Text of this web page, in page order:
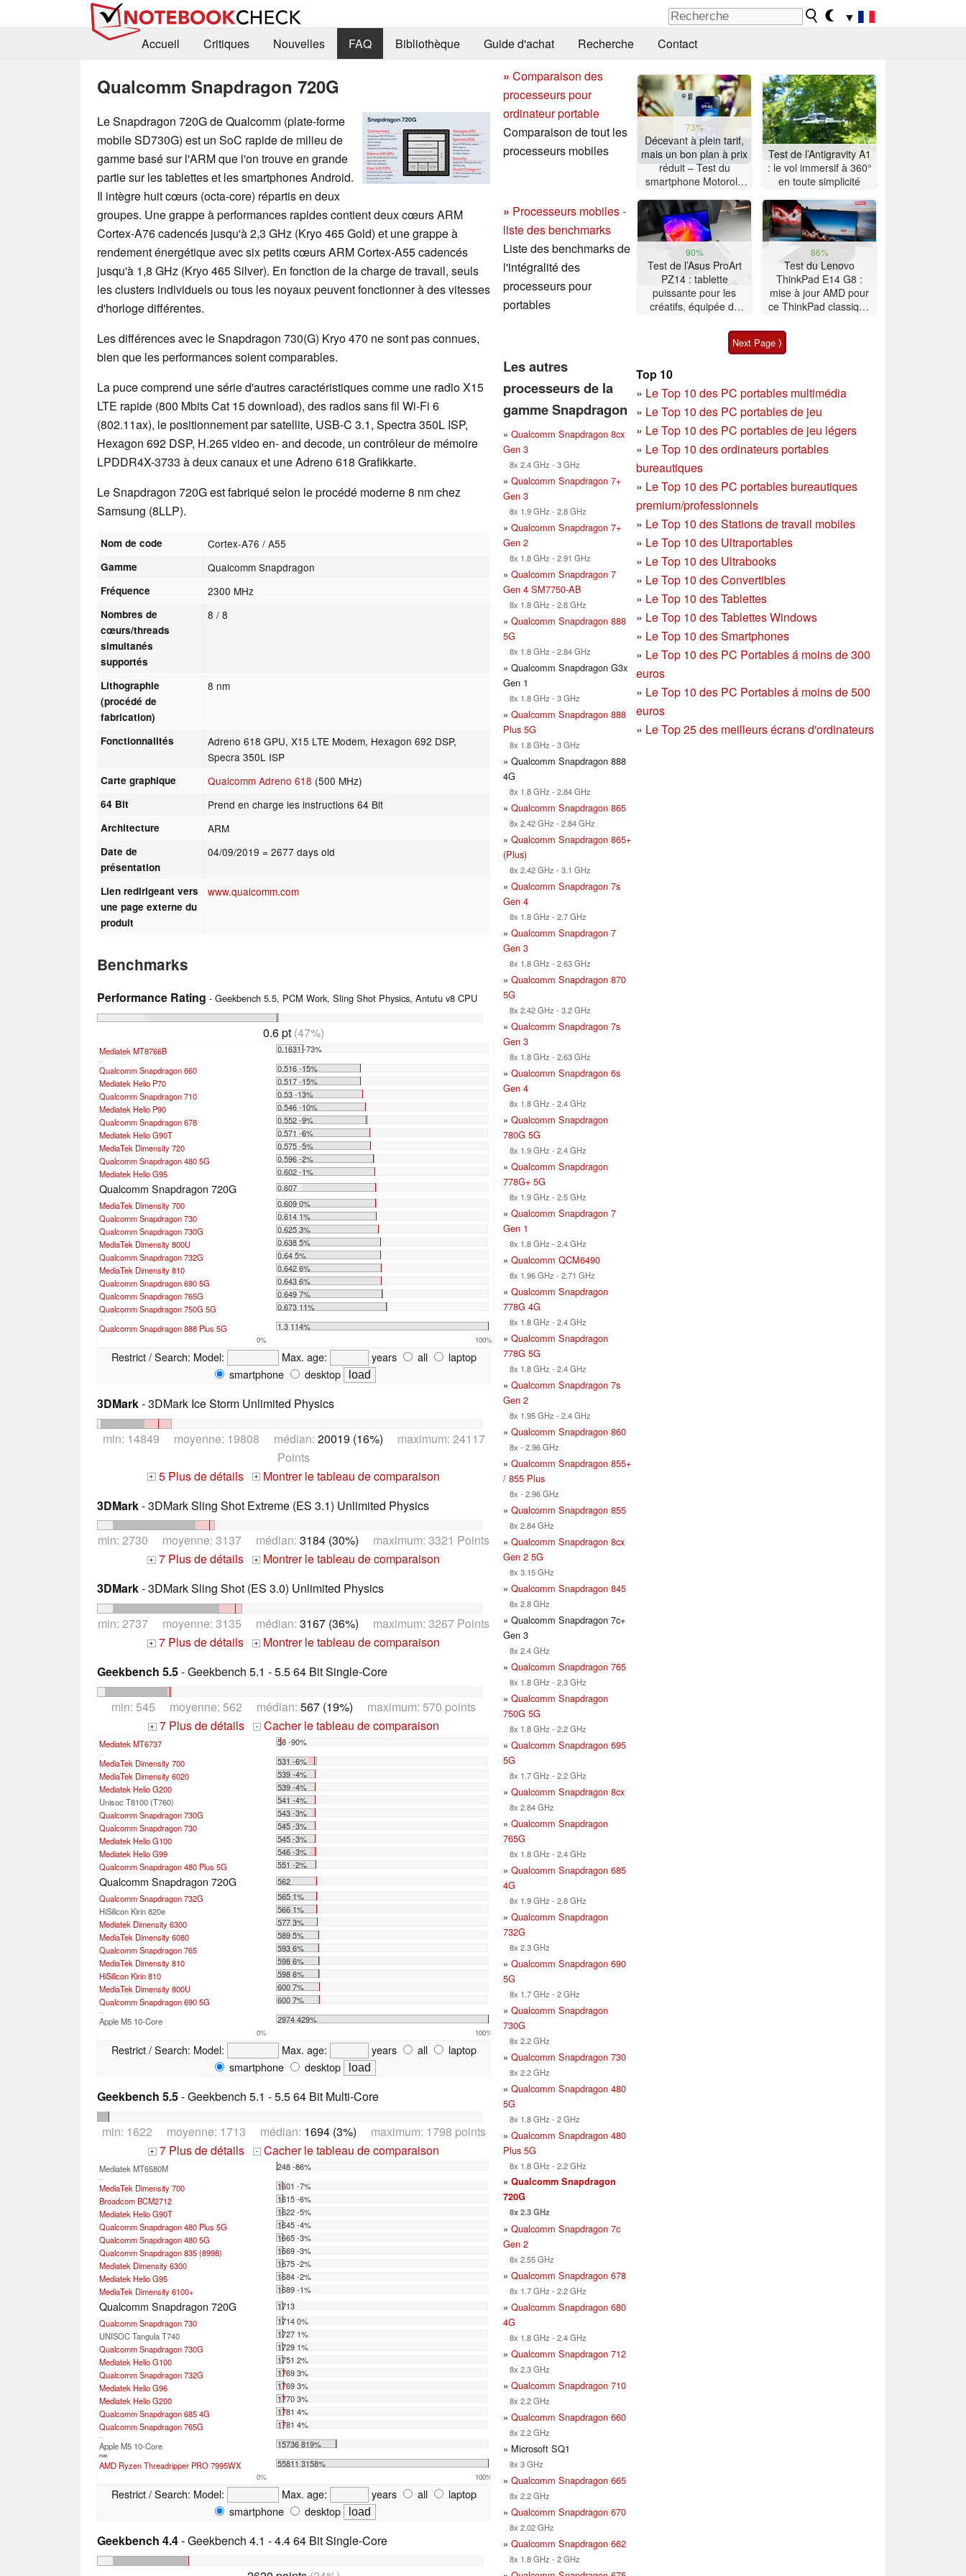
▼
Accueil
Critiques Nouvelles FAQ Bibliothèque Guide d'achat Recherche Contact
Qualcomm Snapdragon 720G
Le Snapdragon 720G de Qualcomm (plate-forme
mobile SD730G) est un SoC rapide de milieu de
gamme basé sur l'ARM que l'on trouve en grande
partie sur les tablettes et les smartphones Android.
Il intègre huit cœurs (octa-core) répartis en deux
groupes. Une grappe à performances rapides contient deux cœurs ARM
Cortex-A76 cadencés jusqu'à 2,3 GHz (Kryo 465 Gold) et une grappe à
rendement énergétique avec six petits cœurs ARM Cortex-A55 cadencés
jusqu'à 1,8 GHz (Kryo 465 Silver). En fonction de la charge de travail, seuls
les clusters individuels ou tous les noyaux peuvent fonctionner à des vitesses
d'horloge différentes.
Les différences avec le Snapdragon 730(G) Kryo 470 ne sont pas connues,
bien que les performances soient comparables.
La puce comprend une série d'autres caractéristiques comme une radio X15
LTE rapide (800 Mbits Cat 15 download), des radios sans fil Wi-Fi 6
(802.11ax), le positionnement par satellite, USB-C 3.1, Spectra 350L ISP,
Hexagon 692 DSP, H.265 video en- and decode, un contrôleur de mémoire
LPDDR4X-3733 à deux canaux et une Adreno 618 Grafikkarte.
Le Snapdragon 720G est fabriqué selon le procédé moderne 8 nm chez
Samsung (8LLP).
Nom de code Cortex-A76 / A55
Gamme Qualcomm Snapdragon
Fréquence 2300 MHz
Nombres de
cœurs/threads
simultanés
supportés
8 / 8
Lithographie
(procédé de
fabrication)
8 nm
Fonctionnalités
Adreno 618 GPU, X15 LTE Modem, Hexagon 692 DSP,
Specra 350L ISP
Carte graphique Qualcomm Adreno 618 (500 MHz)
64 Bit Prend en charge les instructions 64 Bit
Architecture ARM
Date de
présentation
04/09/2019 = 2677 days old
Lien redirigeant vers
une page externe du
produit
www.qualcomm.com
Benchmarks
Performance Rating - Geekbench 5.5, PCM Work, Sling Shot Physics, Antutu v8 CPU
0.6 pt (47%)
Mediatek MT8766B 0.1631 -73%
Qualcomm Snapdragon 660
0.516 -15%
Mediatek Helio P70
0.517 -15%
Qualcomm Snapdragon 710
0.53 -13%
Mediatek Helio P90
0.546 -10%
Qualcomm Snapdragon 678
0.552 -9%
Mediatek Helio G90T
0.571 -6%
MediaTek Dimensity 720
0.575 -5%
Qualcomm Snapdragon 480 5G
0.596 -2%
Mediatek Helio G95
0.602 -1%
Qualcomm Snapdragon 720G
0.607
MediaTek Dimensity 700
0.609 0%
Qualcomm Snapdragon 730
0.614 1%
Qualcomm Snapdragon 730G
0.625 3%
MediaTek Dimensity 800U
0.638 5%
Qualcomm Snapdragon 732G
0.64 5%
MediaTek Dimensity 810
0.642 6%
Qualcomm Snapdragon 690 5G
0.643 6%
Qualcomm Snapdragon 765G
0.649 7%
Qualcomm Snapdragon 750G 5G
0.673 11%
Qualcomm Snapdragon 888 Plus 5G 1.3 114%
0% 100%
Restrict / Search: Model: Max. age: years all
laptop
smartphone
desktop
3DMark- 3DMark Ice Storm Unlimited Physics
min: 14849 moyenne: 19808 médian: 20019 (16%) maximum: 24117
Points
+ 5 Plus de détails +
Montrer le tableau de comparaison
3DMark- 3DMark Sling Shot Extreme (ES 3.1) Unlimited Physics
min: 2730 moyenne: 3137 médian: 3184 (30%) maximum: 3321 Points
+ 7 Plus de détails +
Montrer le tableau de comparaison
3DMark- 3DMark Sling Shot (ES 3.0) Unlimited Physics
min: 2737 moyenne: 3135 médian: 3167 (36%) maximum: 3267 Points
+ 7 Plus de détails +
Montrer le tableau de comparaison
Geekbench 5.5- Geekbench 5.1 - 5.5 64 Bit Single-Core
min: 545 moyenne: 562 médian: 567 (19%) maximum: 570 points
+ 7 Plus de détails - Cacher le tableau de comparaison
Mediatek MT6737 58 -90%
...
MediaTek Dimensity 700
531 -6%
MediaTek Dimensity 6020
539 -4%
Mediatek Helio G200
539 -4%
Unisoc T8100 (T760)
541 -4%
Qualcomm Snapdragon 730G
543 -3%
Qualcomm Snapdragon 730
545 -3%
Mediatek Helio G100
545 -3%
Mediatek Helio G99
546 -3%
Qualcomm Snapdragon 480 Plus 5G
551 -2%
Qualcomm Snapdragon 720G
562
Qualcomm Snapdragon 732G
565 1%
HiSilicon Kirin 820e
566 1%
Mediatek Dimensity 6300
577 3%
MediaTek Dimensity 6080
589 5%
Qualcomm Snapdragon 765
593 6%
MediaTek Dimensity 810
598 6%
HiSilicon Kirin 810
598 6%
MediaTek Dimensity 800U
600 7%
Qualcomm Snapdragon 690 5G
600 7%
...
Apple M5 10-Core 2974 429%
0% 100%
Restrict / Search: Model: Max. age: years all
laptop
smartphone
desktop
Geekbench 5.5- Geekbench 5.1 - 5.5 64 Bit Multi-Core
min: 1622 moyenne: 1713 médian: 1694 (3%) maximum: 1798 points
+ 7 Plus de détails - Cacher le tableau de comparaison
Mediatek MT6580M 248 -86%
MediaTek Dimensity 700
1601 -7%
Broadcom BCM2712
1615 -6%
Mediatek Helio G90T
1622 -5%
Qualcomm Snapdragon 480 Plus 5G
1645 -4%
Qualcomm Snapdragon 480 5G
1665 -3%
Qualcomm Snapdragon 835 (8998)
1669 -3%
Mediatek Dimensity 6300
1675 -2%
Mediatek Helio G95
1684 -2%
MediaTek Dimensity 6100+
1689 -1%
Qualcomm Snapdragon 720G
1713
Qualcomm Snapdragon 730
1714 0%
UNISOC Tangula T740
1727 1%
Qualcomm Snapdragon 730G
1729 1%
Mediatek Helio G100
1751 2%
Qualcomm Snapdragon 732G
1769 3%
Mediatek Helio G96
1769 3%
Mediatek Helio G200
1770 3%
Qualcomm Snapdragon 685 4G
1781 4%
Qualcomm Snapdragon 765G
1781 4%
Apple M5 10-Core 15736 819%
max:
AMD Ryzen Threadripper PRO 7995WX 55811 3158%
0% 100%
Restrict / Search: Model: Max. age: years all
laptop
smartphone
desktop
Geekbench 4.4- Geekbench 4.1 - 4.4 64 Bit Single-Core
» Comparaison des
processeurs pour
ordinateur portable
Comparaison de tout les
processeurs mobiles
» Processeurs mobiles -
liste des benchmarks
Liste des benchmarks de
l'intégralité des
processeurs pour
portables
Les autres
processeurs de la
gamme Snapdragon
» Qualcomm Snapdragon 8cx
Gen 3
8x 2.4 GHz - 3 GHz
» Qualcomm Snapdragon 7+
Gen 3
8x 1.9 GHz - 2.8 GHz
» Qualcomm Snapdragon 7+
Gen 2
8x 1.8 GHz - 2.91 GHz
» Qualcomm Snapdragon 7
Gen 4 SM7750-AB
8x 1.8 GHz - 2.8 GHz
» Qualcomm Snapdragon 888
5G
8x 1.8 GHz - 2.84 GHz
» Qualcomm Snapdragon G3x
Gen 1
8x 1.8 GHz - 3 GHz
» Qualcomm Snapdragon 888
Plus 5G
8x 1.8 GHz - 3 GHz
» Qualcomm Snapdragon 888
4G
8x 1.8 GHz - 2.84 GHz
» Qualcomm Snapdragon 865
8x 2.42 GHz - 2.84 GHz
» Qualcomm Snapdragon 865+
(Plus)
8x 2.42 GHz - 3.1 GHz
» Qualcomm Snapdragon 7s
Gen 4
8x 1.8 GHz - 2.7 GHz
» Qualcomm Snapdragon 7
Gen 3
8x 1.8 GHz - 2.63 GHz
» Qualcomm Snapdragon 870
5G
8x 2.42 GHz - 3.2 GHz
» Qualcomm Snapdragon 7s
Gen 3
8x 1.8 GHz - 2.63 GHz
» Qualcomm Snapdragon 6s
Gen 4
8x 1.8 GHz - 2.4 GHz
» Qualcomm Snapdragon
780G 5G
8x 1.9 GHz - 2.4 GHz
» Qualcomm Snapdragon
778G+ 5G
8x 1.9 GHz - 2.5 GHz
» Qualcomm Snapdragon 7
Gen 1
8x 1.8 GHz - 2.4 GHz
» Qualcomm QCM6490
8x 1.96 GHz - 2.71 GHz
» Qualcomm Snapdragon
778G 4G
8x 1.8 GHz - 2.4 GHz
» Qualcomm Snapdragon
778G 5G
8x 1.8 GHz - 2.4 GHz
» Qualcomm Snapdragon 7s
Gen 2
8x 1.95 GHz - 2.4 GHz
» Qualcomm Snapdragon 860
8x - 2.96 GHz
» Qualcomm Snapdragon 855+
/ 855 Plus
8x - 2.96 GHz
» Qualcomm Snapdragon 855
8x 2.84 GHz
» Qualcomm Snapdragon 8cx
Gen 2 5G
8x 3.15 GHz
» Qualcomm Snapdragon 845
8x 2.8 GHz
» Qualcomm Snapdragon 7c+
Gen 3
8x 2.4 GHz
» Qualcomm Snapdragon 765
8x 1.8 GHz - 2.3 GHz
» Qualcomm Snapdragon
750G 5G
8x 1.8 GHz - 2.2 GHz
» Qualcomm Snapdragon 695
5G
8x 1.7 GHz - 2.2 GHz
» Qualcomm Snapdragon 8cx
8x 2.84 GHz
» Qualcomm Snapdragon
765G
8x 1.8 GHz - 2.4 GHz
» Qualcomm Snapdragon 685
4G
8x 1.9 GHz - 2.8 GHz
» Qualcomm Snapdragon
732G
8x 2.3 GHz
» Qualcomm Snapdragon 690
5G
8x 1.7 GHz - 2 GHz
» Qualcomm Snapdragon
730G
8x 2.2 GHz
» Qualcomm Snapdragon 730
8x 2.2 GHz
» Qualcomm Snapdragon 480
5G
8x 1.8 GHz - 2 GHz
» Qualcomm Snapdragon 480
Plus 5G
8x 1.8 GHz - 2.2 GHz
» Qualcomm Snapdragon
720G
8x 2.3 GHz
» Qualcomm Snapdragon 7c
Gen 2
8x 2.55 GHz
» Qualcomm Snapdragon 678
8x 1.7 GHz - 2.2 GHz
» Qualcomm Snapdragon 680
4G
8x 1.8 GHz - 2.4 GHz
» Qualcomm Snapdragon 712
8x 2.3 GHz
» Qualcomm Snapdragon 710
8x 2.2 GHz
» Qualcomm Snapdragon 660
8x 2.2 GHz
» Microsoft SQ1
8x 3 GHz
» Qualcomm Snapdragon 665
8x 2.2 GHz
» Qualcomm Snapdragon 670
8x 2.02 GHz
» Qualcomm Snapdragon 662
8x 1.8 GHz - 2 GHz
73%
Décevant à plein tarif,
mais un bon plan à prix
réduit – Test du
smartphone Motorola
Test de l’Antigravity A1
: le vol immersif à 360°
en toute simplicité
90%
Test de l’Asus ProArt
PZ14 : tablette
puissante pour les
créatifs, équipée du
86%
Test du Lenovo
ThinkPad E14 G8 :
mise à jour AMD pour
ce ThinkPad classique
Next Page ⟩
Top 10
» Le Top 10 des PC portables multimédia
» Le Top 10 des PC portables de jeu
» Le Top 10 des PC portables de jeu légers
» Le Top 10 des ordinateurs portables
bureautiques
» Le Top 10 des PC portables bureautiques
premium/professionnels
» Le Top 10 des Stations de travail mobiles
» Le Top 10 des Ultraportables
» Le Top 10 des Ultrabooks
» Le Top 10 des Convertibles
» Le Top 10 des Tablettes
» Le Top 10 des Tablettes Windows
» Le Top 10 des Smartphones
» Le Top 10 des PC Portables á moins de 300
euros
» Le Top 10 des PC Portables á moins de 500
euros
» Le Top 25 des meilleurs écrans d'ordinateurs